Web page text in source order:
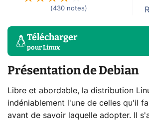
(430 notes)
Télécharger
pourLinux
Présentation de Debian
Libre et abordable, la distribution
indéniablement l'une de celles qu'il
avant de savoir laquelle adopter. Il